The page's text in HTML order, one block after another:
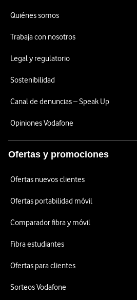
Quiénes somos
Trabaja con nosotros
Legal y regulatorio
Sostenibilidad
Canal de denuncias – Speak Up
Opiniones Vodafone
Ofertas y promociones
Ofertas nuevos clientes
Ofertas portabilidad móvil
Comparador fibra y móvil
Fibra estudiantes
Ofertas para clientes
Sorteos Vodafone